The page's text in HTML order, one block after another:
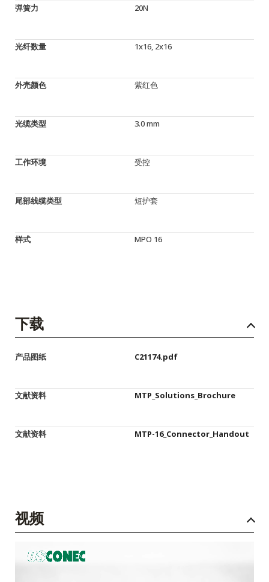
弹簧力 20N
光纤数量 1x16, 2x16
外壳颜色 紫红色
光缆类型 3.0 mm
工作环境 受控
尾部线缆类型 短护套
样式 MPO 16
下载
产品图纸 C21174.pdf
文献资料 MTP_Solutions_Brochure
文献资料 MTP-16_Connector_Handout
视频